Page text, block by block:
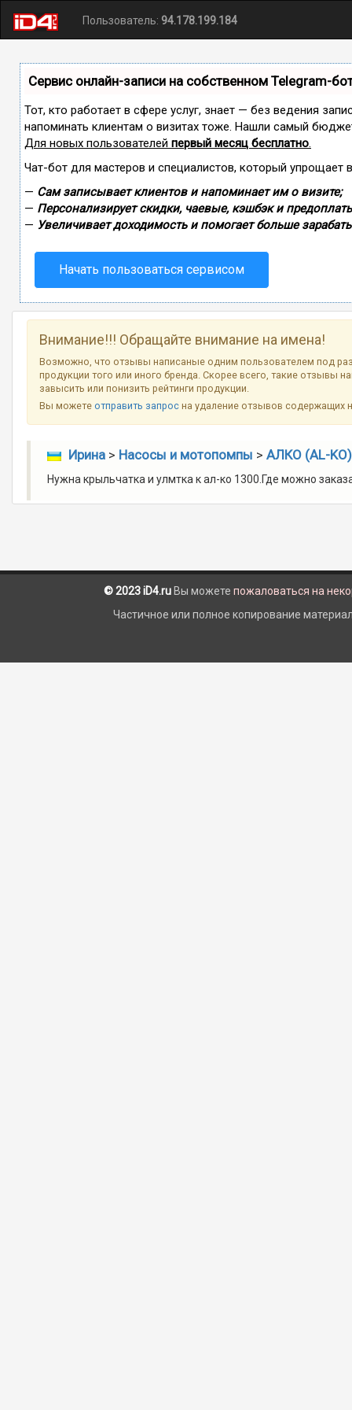
Пользователь: 94.178.199.184
Сервис онлайн-записи на собственном Telegram-
Тот, кто работает в сфере услуг, знает — без ведения
напоминать клиентам о визитах тоже. Нашли самый
Для новых пользователей первый месяц бесплатно.
Чат-бот для мастеров и специалистов, который упрощает
— Сам записывает клиентов и напоминает им о визите;
— Персонализирует скидки, чаевые, кэшбэк и
— Увеличивает доходимость и помогает больше
Начать пользоваться сервисом
Внимание!!! Обращайте внимание на имена!
Возможно, что отзывы написаные одним пользователем под
продукции того или иного бренда. Скорее всего, такие отзывы
завысить или понизить рейтинги продукции.
Вы можетеотправить запрос на удаление отзывов
Ирина> Насосы и мотопомпы > АЛКО (AL-
Нужна крыльчатка и улмтка к ал-ко 1300.Где можно
© 2023 iD4.ru Вы можете пожаловаться на
Частичное или полное копирование